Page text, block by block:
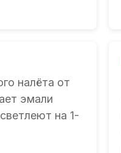
налёта от
эмали
на 1-